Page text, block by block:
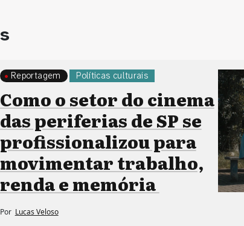
Políticas culturais
Reportagem
Como o setor do cinema
das periferias de SP se
profissionalizou para
movimentar trabalho,
renda e memória
Por Lucas Veloso